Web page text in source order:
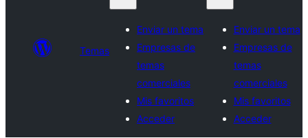
Temas
Enviar un tema
Empresas de
temas
comerciales
Mis favoritos
Acceder
Enviar un tema
Empresas de
temas
comerciales
Mis favoritos
Acceder